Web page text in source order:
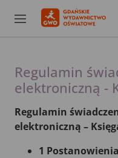
Regulamin
elektroniczną -
Regulamin
elektroniczną –
1